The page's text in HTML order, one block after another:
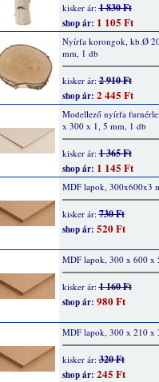
kisker ár:1 830 Ft
shop ár: 1 105 Ft
Nyírfa korongok, kb.Ø
mm, 1 db
kisker ár:2 910 Ft
shop ár: 2 445 Ft
Modellező nyírfa
x 300 x 1, 5 mm, 1 db
kisker ár:1 365 Ft
shop ár: 1 145 Ft
MDF lapok, 300x600x3
kisker ár:730 Ft
shop ár: 520 Ft
MDF lapok, 300 x 600 x
kisker ár:1 160 Ft
shop ár: 980 Ft
MDF lapok, 300 x 210 x
kisker ár:320 Ft
shop ár: 245 Ft